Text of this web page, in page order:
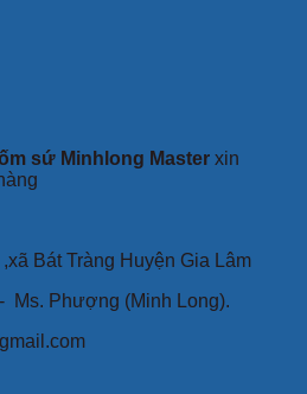
sứ Minhlong Master xin
Bát Tràng Huyện Gia Lâm
Ms. Phượng (Minh Long).